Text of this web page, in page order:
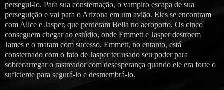
persegui-lo. Para sua consternação, o vampiro escapa de sua
perseguição e vai para o Arizona em um avião. Eles se encontram
com Alice e Jasper, que perderam Bella no aeroporto. Os cinco
conseguem chegar ao estúdio, onde Emmett e Jasper destroem
James e o matam com sucesso. Emmett, no entanto, está
consternado com o fato de Jasper ter usado seu poder para
sobrecarregar o rastreador com desesperança quando ele era forte o
suficiente para segurá-lo e desmembrá-lo.